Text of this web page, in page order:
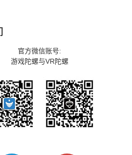
官方微信账号:
游戏陀螺与VR陀螺